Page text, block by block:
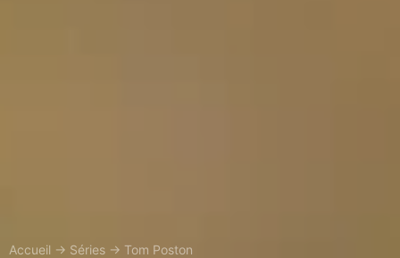
Accueil → Séries → Tom Poston